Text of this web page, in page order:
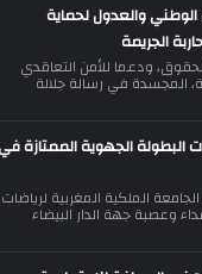
والعدول لحماية
الجريمة
ودعما للأمن التعاقدي
المجسدة في رسالة جلالة
البطولة الجهوية الممتازة في
الملكية المغربية لرياضات
وعصبة جهة الدار البيضاء